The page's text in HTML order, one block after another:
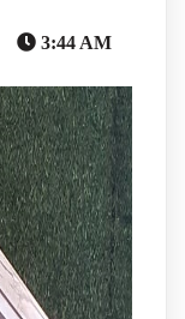
3:44 AM